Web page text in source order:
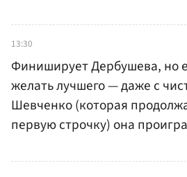
13:30
Финиширует Дербушева, но
желать лучшего — даже с
Шевченко (которая
первую строчку) она